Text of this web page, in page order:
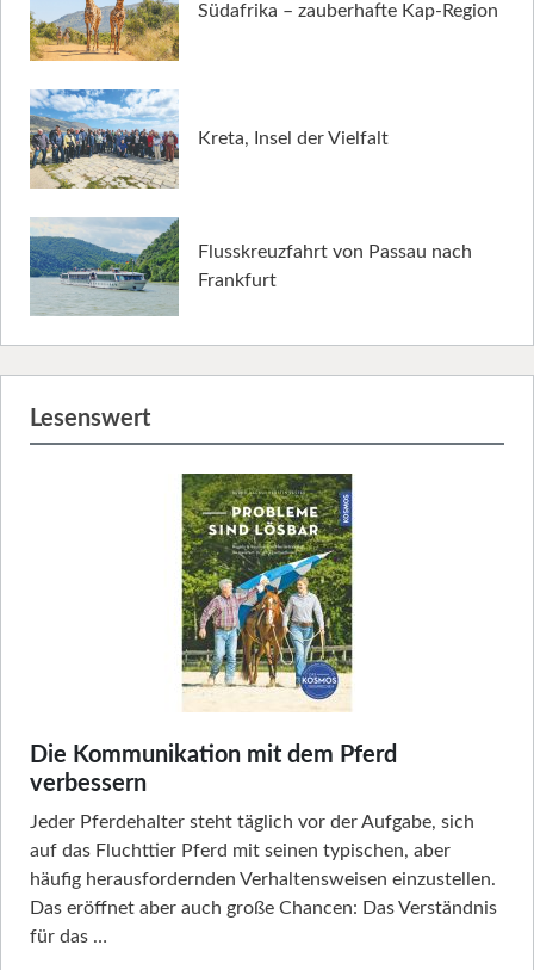
Südafrika – zauberhafte Kap-Region
Kreta, Insel der Vielfalt
Flusskreuzfahrt von Passau nach
Frankfurt
Lesenswert
Die Kommunikation mit dem Pferd
verbessern
Jeder Pferdehalter steht täglich vor der Aufgabe, sich
auf das Fluchttier Pferd mit seinen typischen, aber
häufig herausfordernden Verhaltensweisen einzustellen.
Das eröffnet aber auch große Chancen: Das Verständnis
für das …